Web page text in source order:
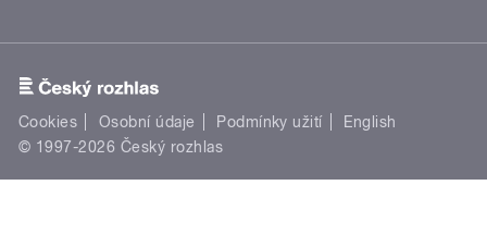
Cookies Osobní údaje Podmínky užití
English
© 1997-2026 Český rozhlas